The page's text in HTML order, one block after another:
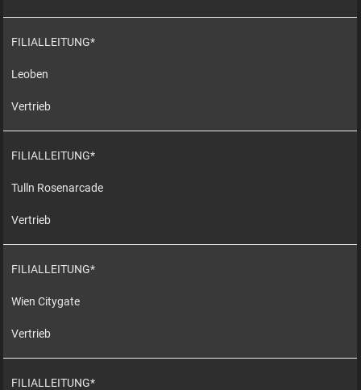
FILIALLEITUNG*
Leoben
Vertrieb
FILIALLEITUNG*
Tulln Rosenarcade
Vertrieb
FILIALLEITUNG*
Wien Citygate
Vertrieb
FILIALLEITUNG*